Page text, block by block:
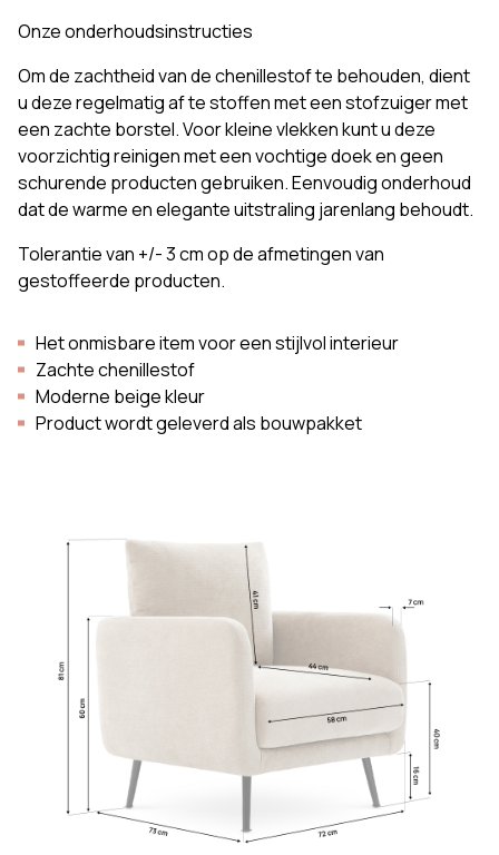
Onze onderhoudsinstructies
Om de zachtheid van de chenillestof te behouden, dient
u deze regelmatig af te stoffen met een stofzuiger met
een zachte borstel. Voor kleine vlekken kunt u deze
voorzichtig reinigen met een vochtige doek en geen
schurende producten gebruiken. Eenvoudig onderhoud
dat de warme en elegante uitstraling jarenlang behoudt.
Tolerantie van +/- 3 cm op de afmetingen van
gestoffeerde producten.
Het onmisbare item voor een stijlvol interieur
Zachte chenillestof
Moderne beige kleur
Product wordt geleverd als bouwpakket